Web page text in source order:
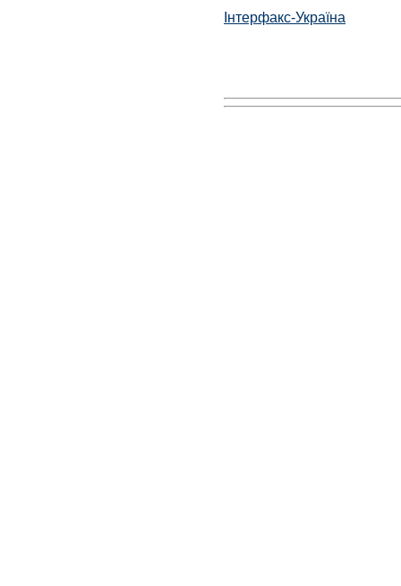
Інтерфакс-Україна